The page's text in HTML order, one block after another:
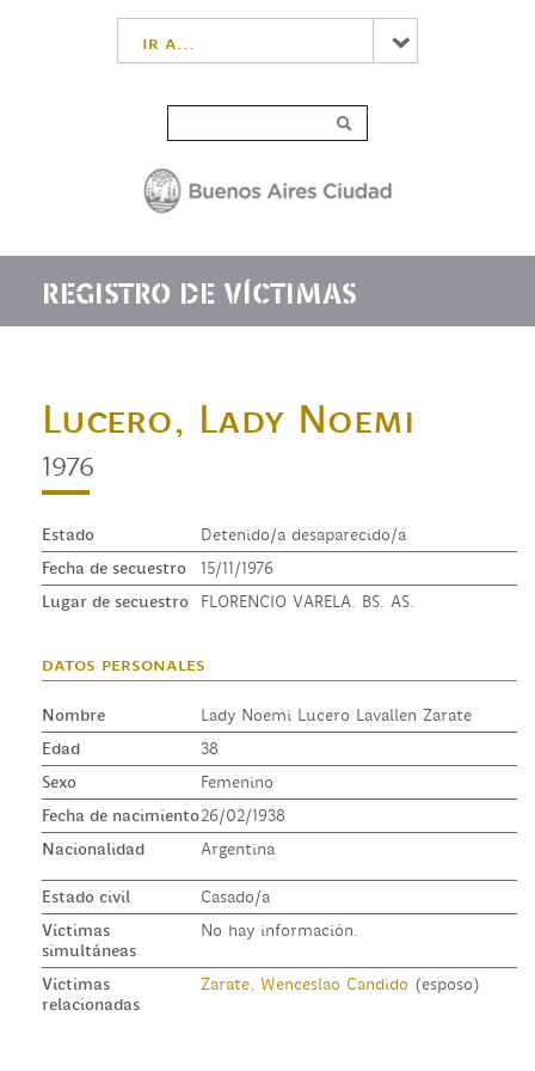
ir a...
REGISTRO DE VÍCTIMAS
Lucero, Lady Noemi
1976
Estado
Detenido/a desaparecido/a
Fecha de secuestro
15/11/1976
Lugar de secuestro
FLORENCIO VARELA. BS. AS.
datos personales
Nombre
Lady Noemi Lucero Lavallen Zarate
Edad
38
Sexo
Femenino
Fecha de nacimiento26/02/1938
Nacionalidad
Argentina
Estado civil
Casado/a
Víctimas
simultáneas
No hay información.
Víctimas
relacionadas
Zarate, Wenceslao Candido (esposo)